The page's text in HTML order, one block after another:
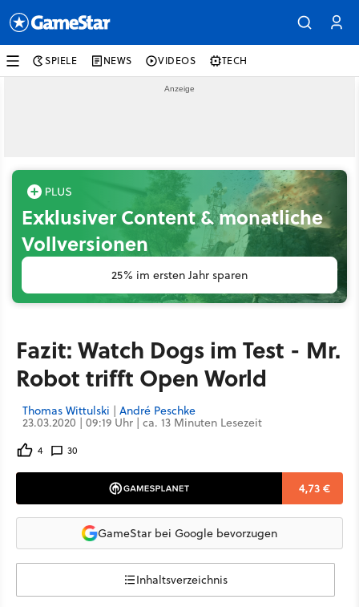
SPIELE NEWS VIDEOS TECH
Exklusiver Content & monatliche
Vollversionen
25% im ersten Jahr sparen
Fazit: Watch Dogs im Test - Mr.
Robot trifft Open World
Thomas Wittulski | André Peschke
23.03.2020 | 09:19 Uhr | ca. 13 Minuten Lesezeit
4 30
4,73 €
GameStar bei Google bevorzugen
Inhaltsverzeichnis